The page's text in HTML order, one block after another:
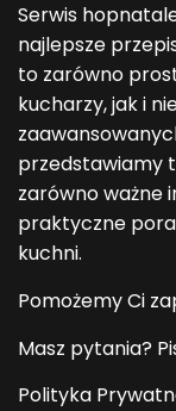
Serwis
najlepsze
to zarówno
kucharzy, jak i
przedstawiamy
zarówno ważne
praktyczne
kuchni.
Pomożemy Ci
Masz pytania?
Polityka